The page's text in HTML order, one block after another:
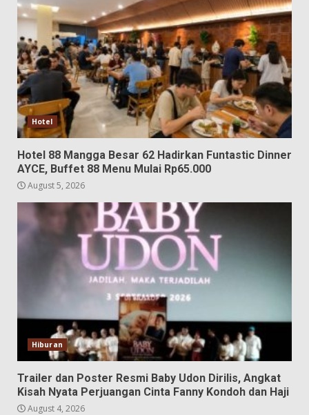
Hotel
Hotel 88 Mangga Besar 62 Hadirkan Funtastic Dinner
AYCE, Buffet 88 Menu Mulai Rp65.000
August 5, 2026
Hiburan
Trailer dan Poster Resmi Baby Udon Dirilis, Angkat
Kisah Nyata Perjuangan Cinta Fanny Kondoh dan Haji
August 4, 2026